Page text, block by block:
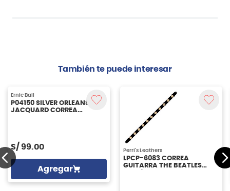
También te puede interesar
Ernie Ball
P04150 SILVER ORLEANS
JACQUARD CORREA
S/ 99.00
Agregar
Perri's Leathers
LPCP-6083 CORREA
GUITARRA THE BEATLES